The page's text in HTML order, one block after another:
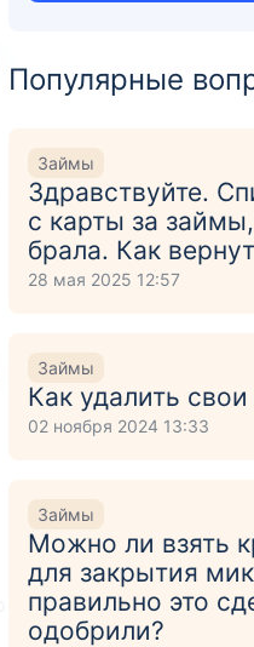
Популярные
Займы
Здравствуйте.
с карты за
брала. Как
28 мая 2025 12:57
Займы
Как удалить
02 ноября 2024 13:33
Займы
Можно ли взять
для закрытия
правильно это
одобрили?